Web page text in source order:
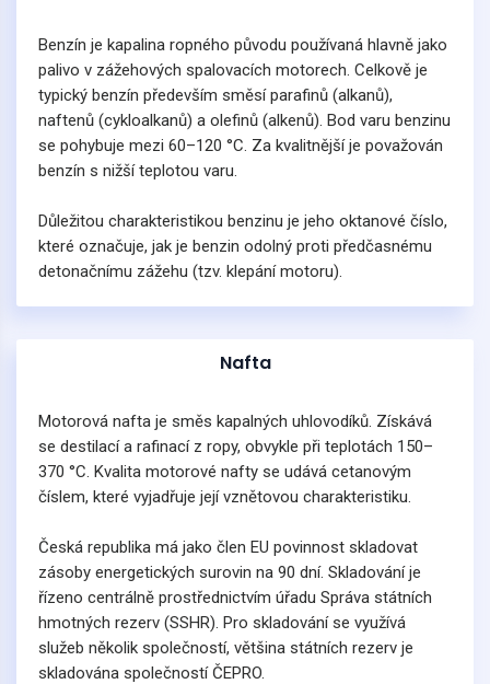
Benzín je kapalina ropného původu používaná hlavně jako
palivo v zážehových spalovacích motorech. Celkově je
typický benzín především směsí parafinů (alkanů),
naftenů (cykloalkanů) a olefinů (alkenů). Bod varu benzinu
se pohybuje mezi 60–120 °C. Za kvalitnější je považován
benzín s nižší teplotou varu.
Důležitou charakteristikou benzinu je jeho oktanové číslo,
které označuje, jak je benzin odolný proti předčasnému
detonačnímu zážehu (tzv. klepání motoru).
Nafta
Motorová nafta je směs kapalných uhlovodíků. Získává
se destilací a rafinací z ropy, obvykle při teplotách 150–
370 °C. Kvalita motorové nafty se udává cetanovým
číslem, které vyjadřuje její vznětovou charakteristiku.
Česká republika má jako člen EU povinnost skladovat
zásoby energetických surovin na 90 dní. Skladování je
řízeno centrálně prostřednictvím úřadu Správa státních
hmotných rezerv (SSHR). Pro skladování se využívá
služeb několik společností, většina státních rezerv je
skladována společností ČEPRO.